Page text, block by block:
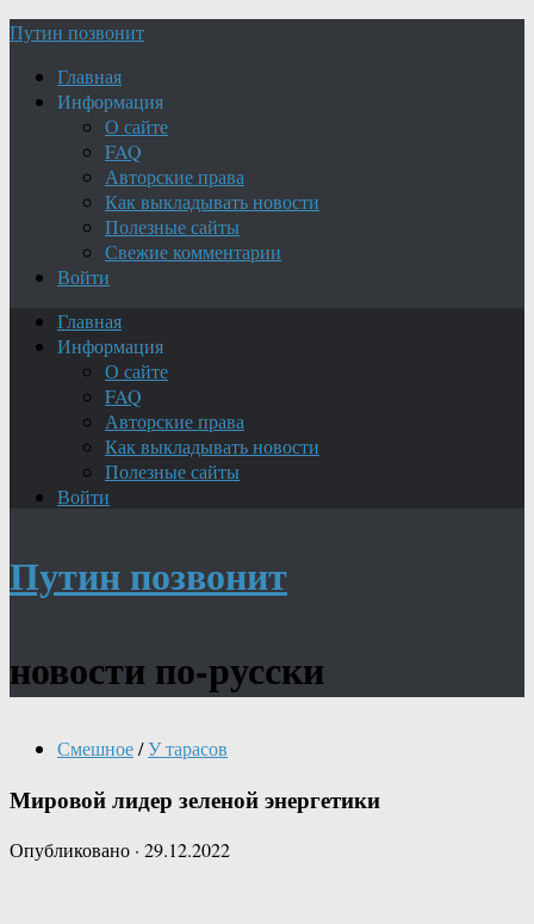
Путин позвонит
Главная
Информация
О сайте
FAQ
Авторские права
Как выкладывать новости
Полезные сайты
Свежие комментарии
Войти
Главная
Информация
О сайте
FAQ
Авторские права
Как выкладывать новости
Полезные сайты
Войти
Путин позвонит
новости по-русски
Смешное/У тарасов
Мировой лидер зеленой энергетики
Опубликовано · 29.12.2022